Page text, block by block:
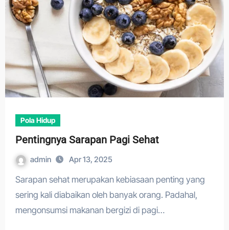
Pola Hidup
Pentingnya Sarapan Pagi Sehat
admin Apr 13, 2025
Sarapan sehat merupakan kebiasaan penting yang
sering kali diabaikan oleh banyak orang. Padahal,
mengonsumsi makanan bergizi di pagi…